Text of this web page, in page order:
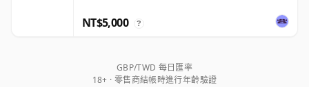
NT$5,000 ?
GBP/TWD 每日匯率
18+ · 零售商結帳時進行年齡驗證